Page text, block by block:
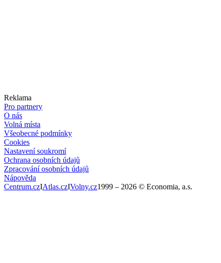
Reklama
Pro partnery
O nás
Volná místa
Všeobecné podmínky
Cookies
Nastavení soukromí
Ochrana osobních údajů
Zpracování osobních údajů
Nápověda
Centrum.czIAtlas.czIVolny.cz1999 – 2026 © Economia, a.s.